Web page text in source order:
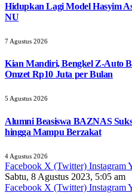
Hidupkan Lagi Model Hasyim
NU
7 Agustus 2026
Kian Mandiri, Bengkel Z-Auto
Omzet Rp10 Juta per Bulan
5 Agustus 2026
Alumni Beasiswa BAZNAS
hingga Mampu Berzakat
4 Agustus 2026
Facebook X (Twitter) Instagram
Sabtu, 8 Agustus 2023, 5:05 am
Facebook X (Twitter) Instagram